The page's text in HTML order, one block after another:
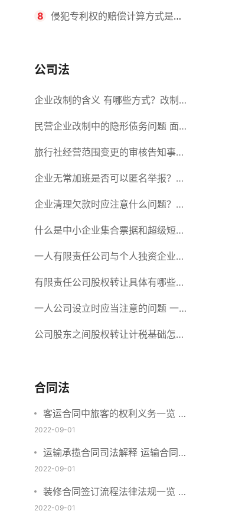
年？非专利发明人是否有专利申请
8 侵犯专利权的赔偿计算方式是什
间？
公司法
企业改制的含义 有哪些方式？改制
后国企员工属于什么性质？
民营企业改制中的隐形债务问题 面
对隐形债务问题应该如何解决？
旅行社经营范围变更的审核告知事项
旅游业的发展现状和趋势
企业无常加班是否可以匿名举报？强
制加班公司没有加班费怎么办？
企业清理欠款时应注意什么问题？企
业短期借款需要注意哪些事项？
什么是中小企业集合票据和超级短期
融资券？一起来了解一下吧！
一人有限责任公司与个人独资企业的
区别 这些知识你都知道吗？
有限责任公司股权转让具体有哪些形
式？来了解下这五种形式
一人公司设立时应当注意的问题 一
人公司的特征
公司股东之间股权转让计税基础怎么
合什么要件？
合同法
客运合同中旅客的权利义务一览 主
要包括这些内容
2022-09-01
运输承揽合同司法解释 运输合同中
承运人的义务有哪些
2022-09-01
装修合同签订流程法律法规一览 律
师解答
2022-09-01